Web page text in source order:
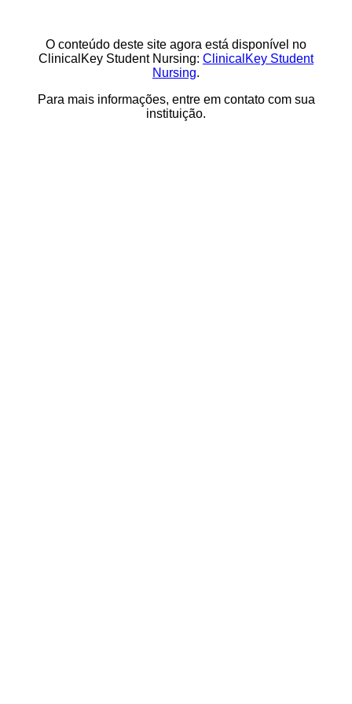
O conteúdo deste site agora está disponível no
ClinicalKey Student Nursing: ClinicalKey Student
Nursing.
Para mais informações, entre em contato com sua
instituição.